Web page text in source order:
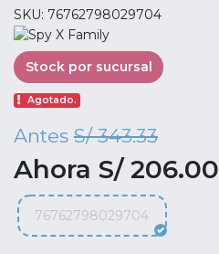
SKU: 76762798029704
Stock por sucursal
Agotado.
Antes S/ 343.33
Ahora S/ 206.00
76762798029704